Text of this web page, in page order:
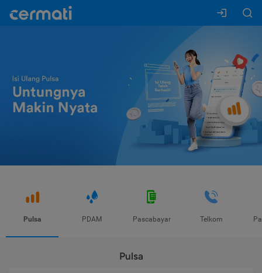
Pulsa PDAM Pascabayar Telkom
Pulsa